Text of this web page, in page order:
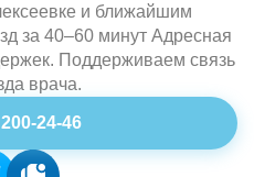
и ближайшим
за 40–60 минут Адресная
Поддерживаем связь
врача.
24-46